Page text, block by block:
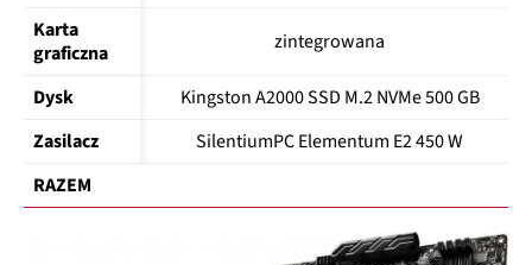
Karta
graficzna
zintegrowana
Dysk
Kingston A2000 SSD M.2 NVMe 500 GB
Zasilacz
SilentiumPC Elementum E2 450 W
RAZEM